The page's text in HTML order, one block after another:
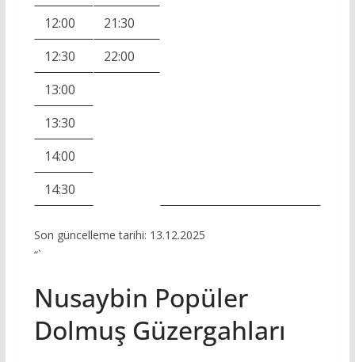
12:00
21:30
12:30
22:00
13:00
13:30
14:00
14:30
Son güncelleme tarihi: 13.12.2025
“`
Nusaybin Popüler
Dolmuş Güzergahları